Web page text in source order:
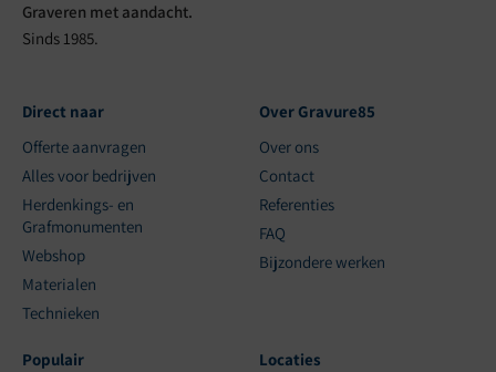
Graveren met aandacht.
Sinds 1985.
Direct naar
Offerte aanvragen
Alles voor bedrijven
Herdenkings- en
Grafmonumenten
Webshop
Materialen
Technieken
Over Gravure85
Over ons
Contact
Referenties
FAQ
Bijzondere werken
Populair
Locaties